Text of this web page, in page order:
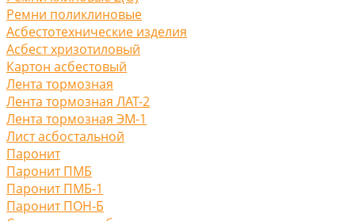
Ремни поликлиновые
Асбестотехнические изделия
Асбест хризотиловый
Картон асбестовый
Лента тормозная
Лента тормозная ЛАТ-2
Лента тормозная ЭМ-1
Лист асбостальной
Паронит
Паронит ПМБ
Паронит ПМБ-1
Паронит ПОН-Б